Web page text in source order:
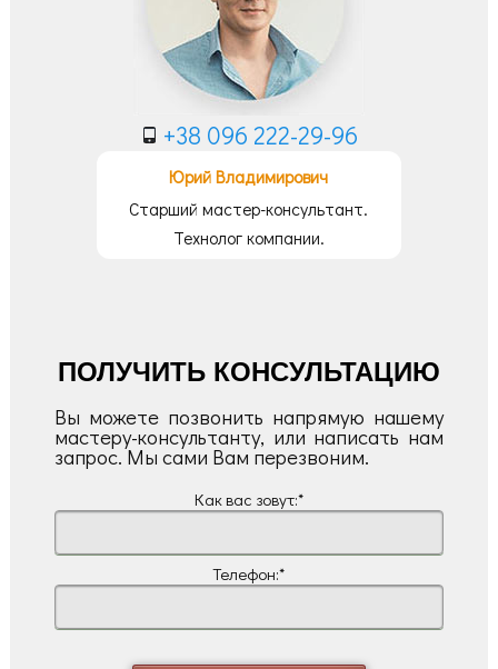
+38 096 222-29-96
Юрий Владимирович
Старший мастер-консультант.
Технолог компании.
ПОЛУЧИТЬ КОНСУЛЬТАЦИЮ
Вы можете позвонить напрямую нашему
мастеру-консультанту, или написать нам
запрос. Мы сами Вам перезвоним.
Как вас зовут:*
Телефон:*